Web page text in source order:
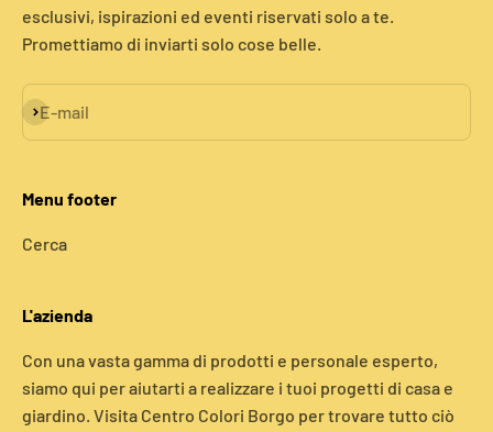
esclusivi, ispirazioni ed eventi riservati solo a te.
Promettiamo di inviarti solo cose belle.
E-mail
Iscriviti alla newsletter
Menu footer
Cerca
L'azienda
Con una vasta gamma di prodotti e personale esperto,
siamo qui per aiutarti a realizzare i tuoi progetti di casa e
giardino. Visita Centro Colori Borgo per trovare tutto ciò